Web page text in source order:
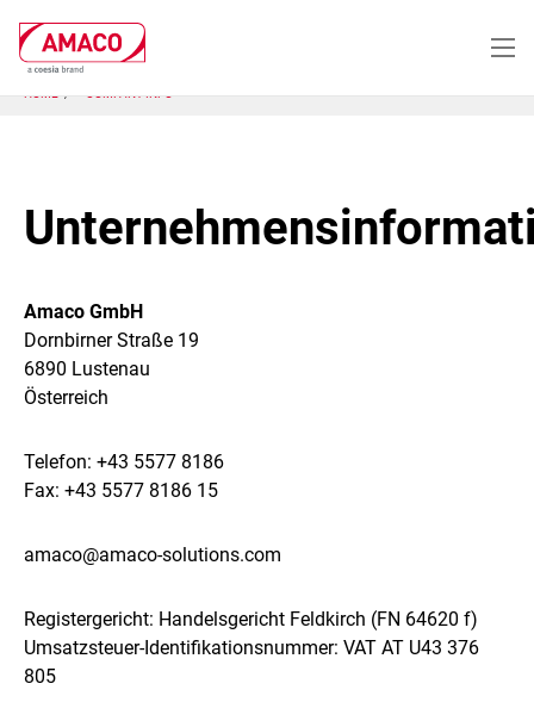
main
HOME COMPANY INFO
Amaco GmbH
Dornbirner Straße 19
6890 Lustenau
Österreich
Telefon: +43 5577 8186
Fax: +43 5577 8186 15
amaco@amaco-solutions.com
Registergericht: Handelsgericht Feldkirch (FN 64620 f)
Umsatzsteuer-Identifikationsnummer: VAT AT U43 376
805